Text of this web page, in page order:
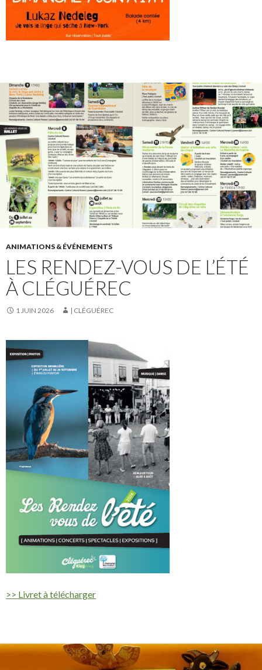
ANIMATIONS & ÉVÉNEMENTS
LES RENDEZ-VOUS DE L’ÉTÉ
À CLÉGUÉREC
1 JUIN 2026 | CLÉGUÉREC
>> Livret à télécharger